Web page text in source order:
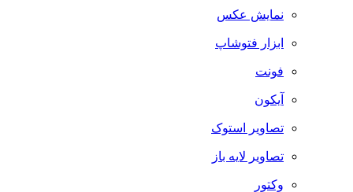
نمایش عکس
ابزار فتوشاپ
فونت
آیکون
تصاویر استوک
تصاویر لایه باز
وکتور